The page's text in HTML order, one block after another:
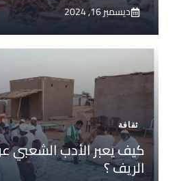
ديسمبر 16, 2024
ثقافة
كيف يعبر الأدب الشعبي
الريف ؟